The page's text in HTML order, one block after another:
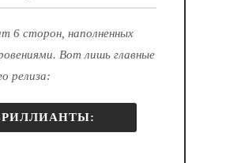
6 сторон, наполненных
Вот лишь главные
релиза: